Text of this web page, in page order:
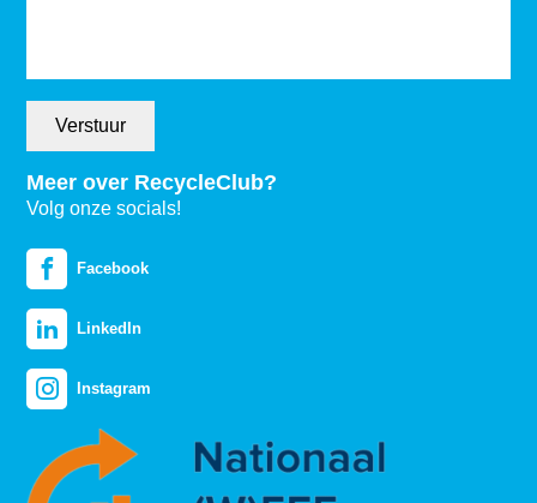
Verstuur
Meer over RecycleClub?
Volg onze socials!
Facebook
LinkedIn
Instagram